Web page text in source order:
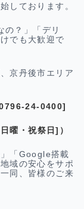
しております。
の？」「デリ
でも大歓迎で
京丹後市エリア
24-0400]
曜・祝祭日] ）
「Google搭載
域の安心をサポ
同、皆様のご来